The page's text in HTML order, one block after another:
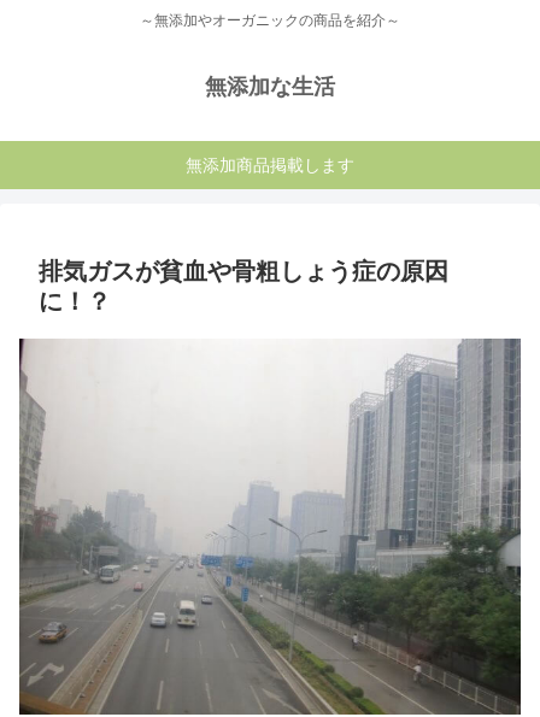
～無添加やオーガニックの商品を紹介～
無添加な生活
無添加商品掲載します
排気ガスが貧血や骨粗しょう症の原因
に！？